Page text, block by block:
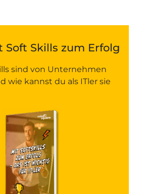
Soft Skills zum Erfolg
sind von Unternehmen
wie kannst du als ITler sie